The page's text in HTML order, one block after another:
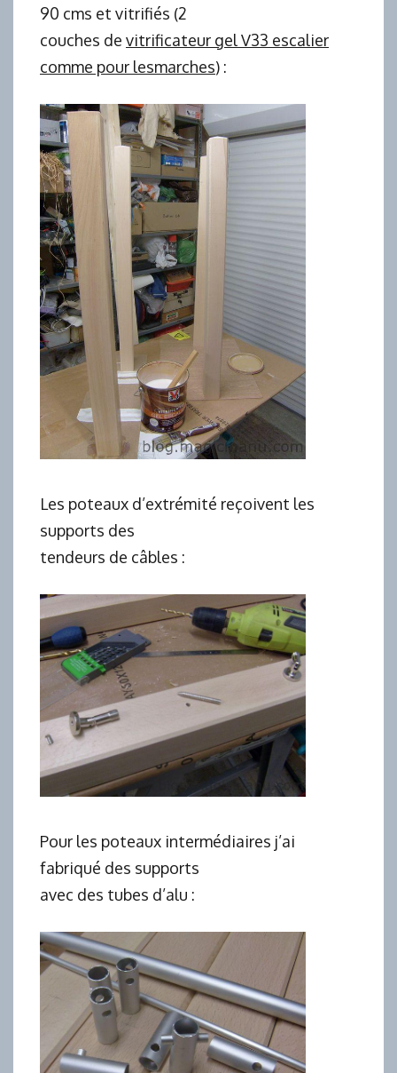
90 cms et vitrifiés (2
couches de vitrificateur gel V33 escalier
comme pour lesmarches) :
Les poteaux d’extrémité reçoivent les
supports des
tendeurs de câbles :
Pour les poteaux intermédiaires j’ai
fabriqué des supports
avec des tubes d’alu :